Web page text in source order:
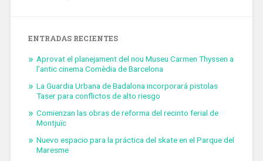
ENTRADAS RECIENTES
Aprovat el planejament del nou Museu Carmen Thyssen a
l’antic cinema Comèdia de Barcelona
La Guardia Urbana de Badalona incorporará pistolas
Taser para conflictos de alto riesgo
Comienzan las obras de reforma del recinto ferial de
Montjuïc
Nuevo espacio para la práctica del skate en el Parque del
Maresme